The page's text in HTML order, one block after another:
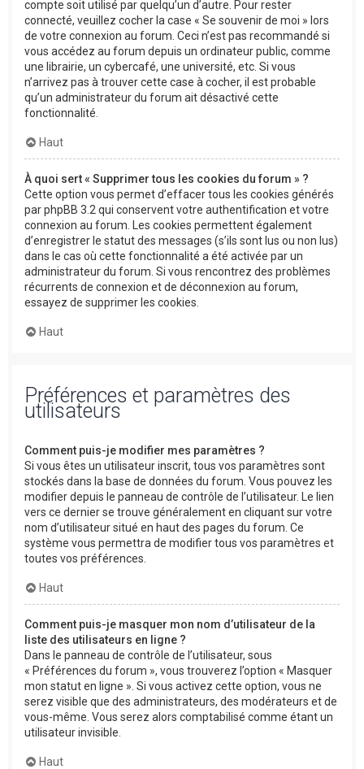
compte soit utilisé par quelqu’un d’autre. Pour rester
connecté, veuillez cocher la case « Se souvenir de moi » lors
de votre connexion au forum. Ceci n’est pas recommandé si
vous accédez au forum depuis un ordinateur public, comme
une librairie, un cybercafé, une université, etc. Si vous
n’arrivez pas à trouver cette case à cocher, il est probable
qu’un administrateur du forum ait désactivé cette
fonctionnalité.
Haut
À quoi sert « Supprimer tous les cookies du forum » ?
Cette option vous permet d’effacer tous les cookies générés
par phpBB 3.2 qui conservent votre authentification et votre
connexion au forum. Les cookies permettent également
d’enregistrer le statut des messages (s’ils sont lus ou non lus)
dans le cas où cette fonctionnalité a été activée par un
administrateur du forum. Si vous rencontrez des problèmes
récurrents de connexion et de déconnexion au forum,
essayez de supprimer les cookies.
Haut
Préférences et paramètres des
utilisateurs
Comment puis-je modifier mes paramètres ?
Si vous êtes un utilisateur inscrit, tous vos paramètres sont
stockés dans la base de données du forum. Vous pouvez les
modifier depuis le panneau de contrôle de l’utilisateur. Le lien
vers ce dernier se trouve généralement en cliquant sur votre
nom d’utilisateur situé en haut des pages du forum. Ce
système vous permettra de modifier tous vos paramètres et
toutes vos préférences.
Haut
Comment puis-je masquer mon nom d’utilisateur de la
liste des utilisateurs en ligne ?
Dans le panneau de contrôle de l’utilisateur, sous
« Préférences du forum », vous trouverez l’option « Masquer
mon statut en ligne ». Si vous activez cette option, vous ne
serez visible que des administrateurs, des modérateurs et de
vous-même. Vous serez alors comptabilisé comme étant un
utilisateur invisible.
Haut